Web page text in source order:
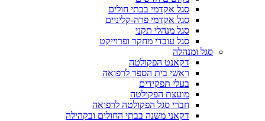
סגל אקדמי בבתי חולים
סגל אקדמי פרה-קליניים
סגל מנהלי תקני
סגל עובדי מחקר ופרוייקט
סגל ומנהלה
דקאנט הפקולטה
ראשי בית הספר לרפואה
בעלי תפקידים
מועצת הפקולטה
חברי סגל הפקולטה לרפואה
דקאני משנה בבתי החולים ובקהילה